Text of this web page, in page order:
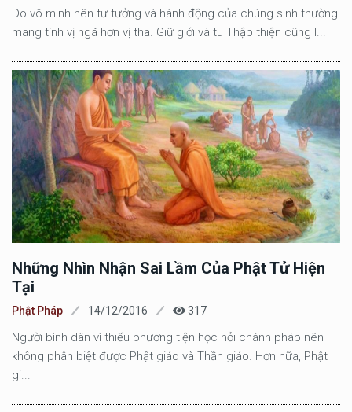
Do vô minh nên tư tưởng và hành động của chúng sinh thường
mang tính vị ngã hơn vị tha. Giữ giới và tu Thập thiện cũng l...
Những Nhìn Nhận Sai Lầm Của Phật Tử Hiện
Tại
Phật Pháp 14/12/2016 317
Người bình dân vì thiếu phương tiện học hỏi chánh pháp nên
không phân biệt được Phật giáo và Thần giáo. Hơn nữa, Phật
gi...